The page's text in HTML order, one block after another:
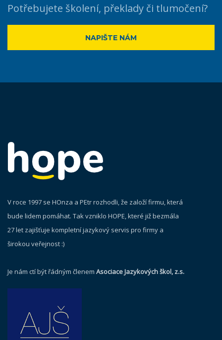
Potřebujete školení, překlady či tlumočení?
NAPIŠTE NÁM
V roce 1997 se HOnza a PEtr rozhodli, že založí firmu, která
bude lidem pomáhat. Tak vzniklo HOPE, které již bezmála
27 let zajišťuje kompletní jazykový servis pro firmy a
širokou veřejnost :)
Je nám ctí být řádným členem Asociace Jazykových škol, z.s.